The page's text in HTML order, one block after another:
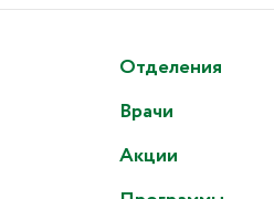
Отделения
Врачи
Акции